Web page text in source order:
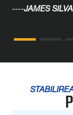
----JAMES SILVA